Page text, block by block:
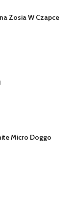
Zosia W Czapce
Micro Doggo